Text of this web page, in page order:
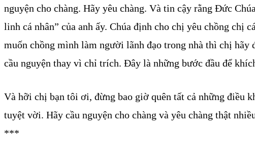
nguyện cho chàng. Hãy yêu chàng. Và tin cậy rằng Đức
linh cá nhân” của anh ấy. Chúa định cho chị yêu chồng chị
muốn chồng mình làm người lãnh đạo trong nhà thì chị
cầu nguyện thay vì chỉ trích. Đây là những bước đầu để
Và hỡi chị bạn tôi ơi, đừng bao giờ quên tất cả những điều
tuyệt vời. Hãy cầu nguyện cho chàng và yêu chàng thật
***